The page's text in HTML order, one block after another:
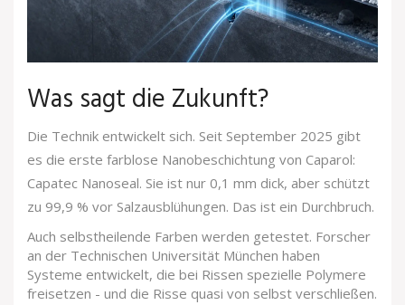
Was sagt die Zukunft?
Die Technik entwickelt sich. Seit September 2025 gibt
es die erste farblose Nanobeschichtung von Caparol:
Capatec Nanoseal. Sie ist nur 0,1 mm dick, aber schützt
zu 99,9 % vor Salzausblühungen. Das ist ein Durchbruch.
Auch selbstheilende Farben werden getestet. Forscher
an der Technischen Universität München haben
Systeme entwickelt, die bei Rissen spezielle Polymere
freisetzen - und die Risse quasi von selbst verschließen.